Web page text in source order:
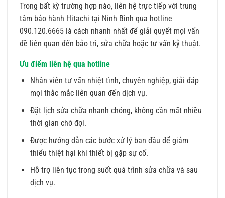
Trong bất kỳ trường hợp nào, liên hệ trực tiếp với trung
tâm bảo hành Hitachi tại Ninh Bình qua hotline
090.120.6665 là cách nhanh nhất để giải quyết mọi vấn
đề liên quan đến bảo trì, sửa chữa hoặc tư vấn kỹ thuật.
Ưu điểm liên hệ qua hotline
Nhân viên tư vấn nhiệt tình, chuyên nghiệp, giải đáp
mọi thắc mắc liên quan đến dịch vụ.
Đặt lịch sửa chữa nhanh chóng, không cần mất nhiều
thời gian chờ đợi.
Được hướng dẫn các bước xử lý ban đầu để giảm
thiểu thiệt hại khi thiết bị gặp sự cố.
Hỗ trợ liên tục trong suốt quá trình sửa chữa và sau
dịch vụ.